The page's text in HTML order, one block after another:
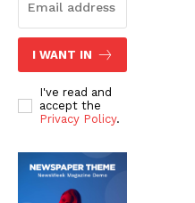
I WANT IN
I've read and
accept the
Privacy Policy.